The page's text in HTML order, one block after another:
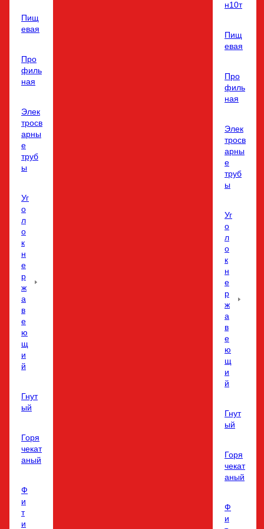
Пищ
евая
Про
филь
ная
Элек
тросв
арны
е
труб
ы
Уг
о
л
о
к
н
е
р
ж
а
в
е
ю
щ
и
й
Гнут
ый
Горя
чекат
аный
Ф
и
т
и
н10т
Пищ
евая
Про
филь
ная
Элек
тросв
арны
е
труб
ы
Уг
о
л
о
к
н
е
р
ж
а
в
е
ю
щ
и
й
Гнут
ый
Горя
чекат
аный
Ф
и